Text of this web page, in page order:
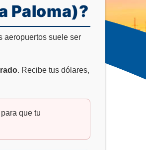
Paloma)?
aeropuertos suele ser
. Recibe tus dólares,
que tu